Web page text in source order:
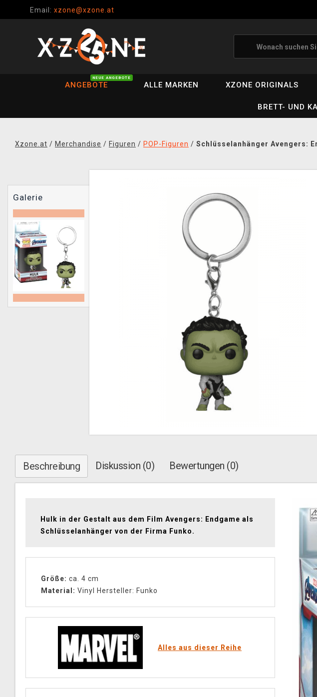
Email: xzone@xzone.at
ANGEBOTE
NEUE ANGEBOTE
ALLE MARKEN XZONE ORIGINALS
BRETT- UND
Xzone.at / Merchandise / Figuren / POP-Figuren / Schlüsselanhänger Avengers:
Galerie
Beschreibung Diskussion (0) Bewertungen (0)
Hulk in der Gestalt aus dem Film Avengers: Endgame als
Schlüsselanhänger von der Firma Funko.
Größe: ca. 4 cm
Material: Vinyl Hersteller: Funko
Alles aus dieser Reihe